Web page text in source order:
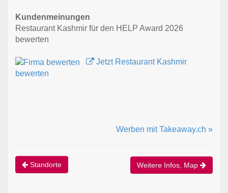
Kundenmeinungen
Restaurant Kashmir für den HELP Award 2026
bewerten
Jetzt Restaurant Kashmir
bewerten
Werben mit Takeaway.ch »
Standorte Weitere Infos, Map